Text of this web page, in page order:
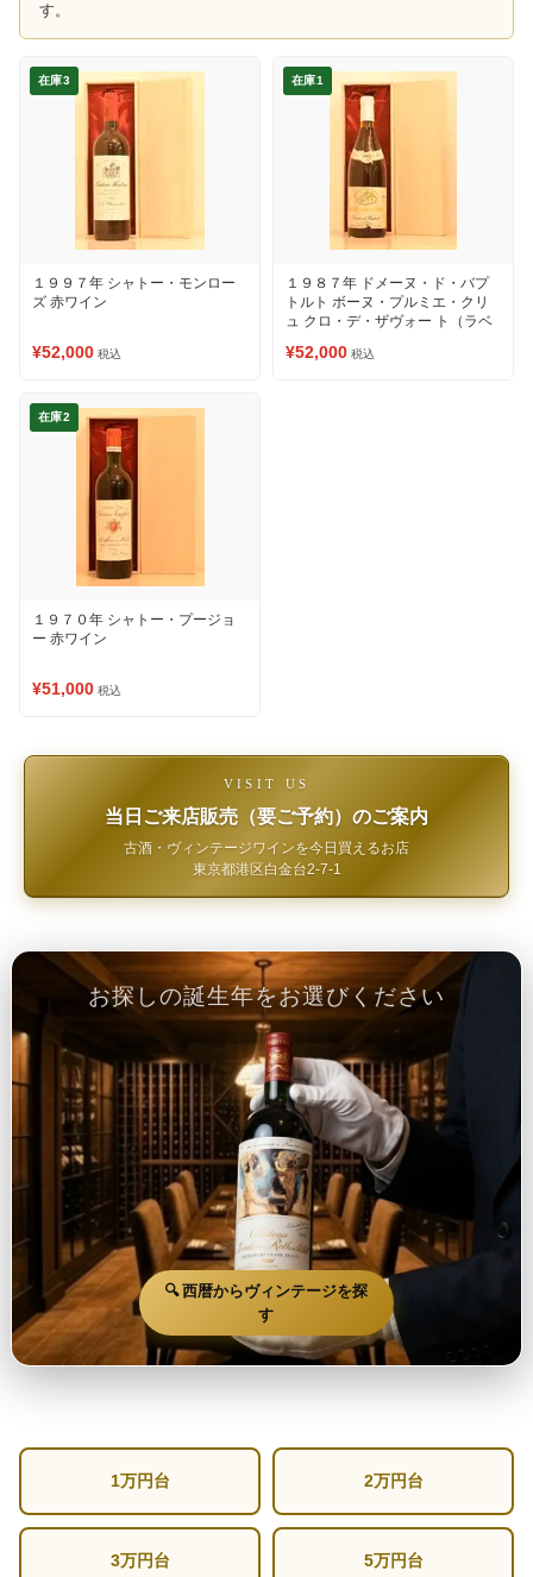
す。
在庫3
１９９７年 シャトー・モンロー
ズ 赤ワイン
¥52,000 税込
在庫1
１９８７年 ドメーヌ・ド・バプ
トルト ボーヌ・プルミエ・クリ
ュ クロ・デ・ザヴォー ト（ラベ
赤ワイン
¥52,000 税込
在庫2
１９７０年 シャトー・プージョ
ー 赤ワイン
¥51,000 税込
VISIT US
当日ご来店販売（要ご予約）のご案内
古酒・ヴィンテージワインを今日買えるお店
東京都港区白金台2-7-1
お探しの誕生年をお選びください
🔍 西暦からヴィンテージを探
す
1万円台 2万円台
3万円台 5万円台